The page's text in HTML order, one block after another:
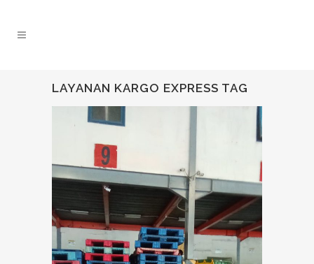
LAYANAN KARGO EXPRESS TAG